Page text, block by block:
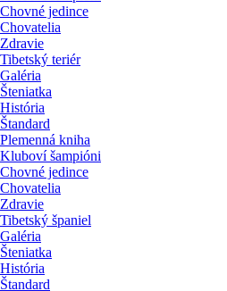
Chovné jedince
Chovatelia
Zdravie
Tibetský teriér
Galéria
Šteniatka
História
Štandard
Plemenná kniha
Kluboví šampióni
Chovné jedince
Chovatelia
Zdravie
Tibetský španiel
Galéria
Šteniatka
História
Štandard